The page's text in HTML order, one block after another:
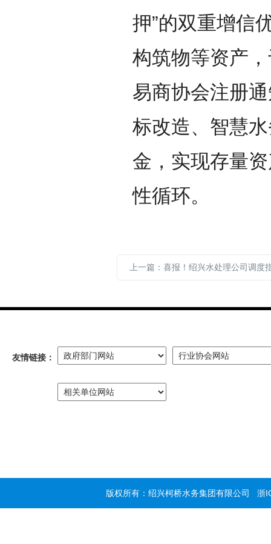
押”的双重增信
构筑物等资产
易商协会注册
标改造、智慧
金，实现存量
性循环。
友情链接：
版权所有：绍兴柯桥水务集团有限公司 浙